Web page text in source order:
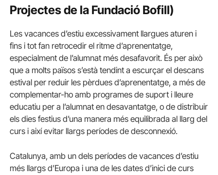
Projectes de la Fundació Bofill)
Les vacances d’estiu excessivament llargues aturen i
fins i tot fan retrocedir el ritme d’aprenentatge,
especialment de l’alumnat més desafavorit. És per això
que a molts països s’està tendint a escurçar el descans
estival per reduir les pèrdues d’aprenentatge, a més de
complementar-ho amb programes de suport i lleure
educatiu per a l’alumnat en desavantatge, o de distribuir
els dies festius d’una manera més equilibrada al llarg del
curs i així evitar llargs períodes de desconnexió.
Catalunya, amb un dels períodes de vacances d’estiu
més llargs d’Europa i una de les dates d’inici de curs